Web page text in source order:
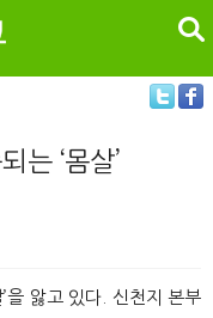
검색
는 ‘몸살’
을 앓고 있다. 신천지 본부